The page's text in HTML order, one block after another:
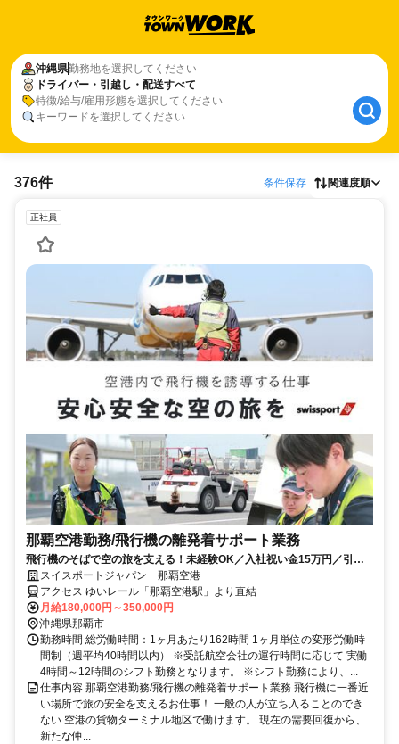
沖縄県勤務地を選択してください
ドライバー・引越し・配送すべて
特徴/給与/雇用形態を選択してください
キーワードを選択してください
376件 条件保存 関連度順
正社員
那覇空港勤務/飛行機の離発着サポート業務
飛行機のそばで空の旅を支える！未経験OK／入社祝い金15万円／引越
費用全額負担／丸紅グループ
スイスポートジャパン 那覇空港
アクセス ゆいレール「那覇空港駅」より直結
月給180,000円～350,000円
沖縄県那覇市
勤務時間 総労働時間：1ヶ月あたり162時間 1ヶ月単位の変形労働時
間制（週平均40時間以内） ※受託航空会社の運行時間に応じて 実働
4時間～12時間のシフト勤務となります。 ※シフト勤務により、...
仕事内容 那覇空港勤務/飛行機の離発着サポート業務 飛行機に一番近
い場所で旅の安全を支えるお仕事！ 一般の人が立ち入ることのでき
ない 空港の貨物ターミナル地区で働けます。 現在の需要回復から、
新たな仲...